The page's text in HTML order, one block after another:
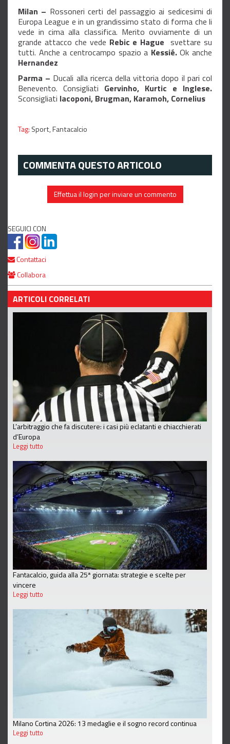
Milan – Rossoneri certi del passaggio ai sedicesimi di
Europa League e in un grandissimo stato di forma che li
vede in cima alla classifica. Merito ovviamente di un
grande attacco che vede Rebic e Hague svettare su
tutti. Anche a centrocampo spazio a Kessié.Ok anche
Hernandez
Parma – Ducali alla ricerca della vittoria dopo il pari col
Benevento. Consigliati Gervinho, Kurtic e Inglese.
Sconsigliati Iacoponi, Brugman, Karamoh, Cornelius
Tag: Sport,Fantacalcio
COMMENTA QUESTO ARTICOLO
Effettua il login per inviare un commento
SEGUICI CON
Contattaci
Collabora
ARTICOLI CORRELATI
L’arbitraggio che fa discutere: i casi più eclatanti e chiacchierati
d’Europa
Leggi tutto
Fantacalcio, guida alla 25ª giornata: strategie e scelte per
vincere
Leggi tutto
Milano Cortina 2026: 13 medaglie e il sogno record continua
Leggi tutto